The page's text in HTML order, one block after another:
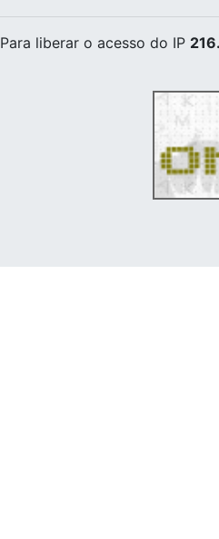
Para liberar o acesso do IP